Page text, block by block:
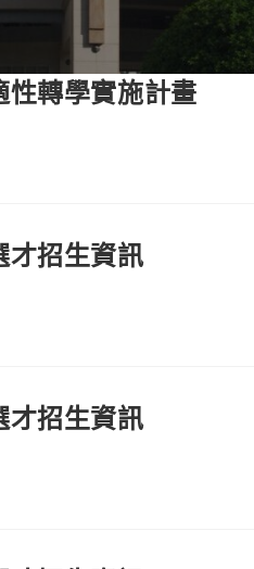
轉學實施計畫
才招生資訊
才招生資訊